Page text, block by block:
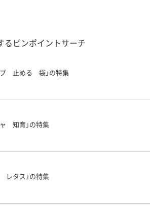
るピンポイントサーチ
プ 止める 袋」の特集
ャ 知育」の特集
レタス」の特集